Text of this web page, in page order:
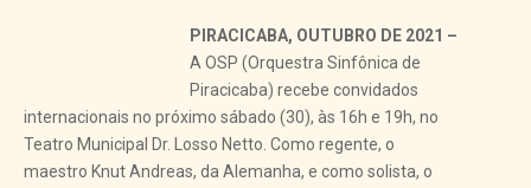
PIRACICABA, OUTUBRO DE 2021 –
A OSP (Orquestra Sinfônica de
Piracicaba) recebe convidados
internacionais no próximo sábado (30), às 16h e 19h, no
Teatro Municipal Dr. Losso Netto. Como regente, o
maestro Knut Andreas, da Alemanha, e como solista, o